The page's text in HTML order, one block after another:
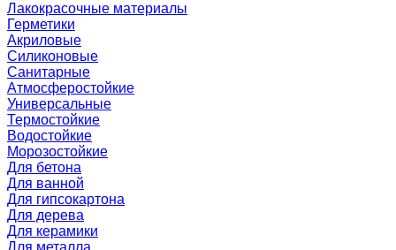
Лакокрасочные материалы
Герметики
Акриловые
Силиконовые
Санитарные
Атмосферостойкие
Универсальные
Термостойкие
Водостойкие
Морозостойкие
Для бетона
Для ванной
Для гипсокартона
Для дерева
Для керамики
Для металла